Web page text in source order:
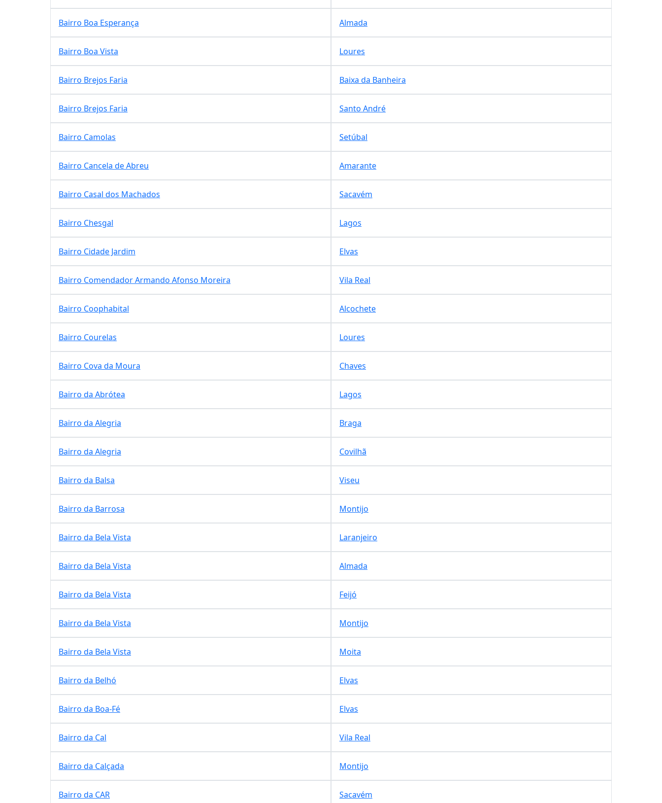
Bairro Boa Esperança Almada
Bairro Boa Vista Loures
Bairro Brejos Faria Baixa da Banheira
Bairro Brejos Faria Santo André
Bairro Camolas Setúbal
Bairro Cancela de Abreu Amarante
Bairro Casal dos Machados Sacavém
Bairro Chesgal Lagos
Bairro Cidade Jardim Elvas
Bairro Comendador Armando Afonso Moreira Vila Real
Bairro Coophabital Alcochete
Bairro Courelas Loures
Bairro Cova da Moura Chaves
Bairro da Abrótea Lagos
Bairro da Alegria Braga
Bairro da Alegria Covilhã
Bairro da Balsa Viseu
Bairro da Barrosa Montijo
Bairro da Bela Vista Laranjeiro
Bairro da Bela Vista Almada
Bairro da Bela Vista Feijó
Bairro da Bela Vista Montijo
Bairro da Bela Vista Moita
Bairro da Belhó Elvas
Bairro da Boa-Fé Elvas
Bairro da Cal Vila Real
Bairro da Calçada Montijo
Bairro da CAR Sacavém